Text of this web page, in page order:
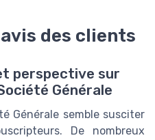
des clients
perspective sur
Générale
Générale semble susciter
De nombreux